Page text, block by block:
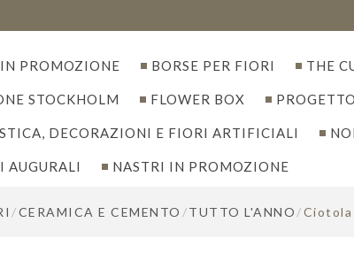
PROMOZIONE BORSE PER FIORI THE
STOCKHOLM FLOWER BOX
DECORAZIONI E FIORI ARTIFICIALI
AUGURALI NASTRI IN PROMOZIONE
/CERAMICA E CEMENTO /TUTTO L'ANNO /Ciotola